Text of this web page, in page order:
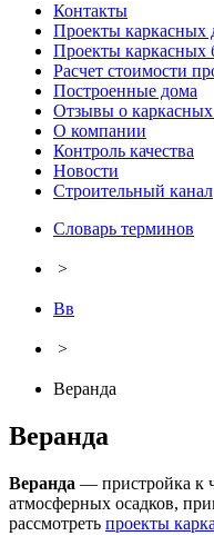
Контакты
Проекты каркасных
Проекты каркасных
Расчет стоимости
Построенные дома
Отзывы о
О компании
Контроль качества
Новости
Строительный канал
Словарь терминов
>
Вв
>
Веранда
Веранда
Веранда ― пристройка к
атмосферных осадков,
рассмотреть проекты